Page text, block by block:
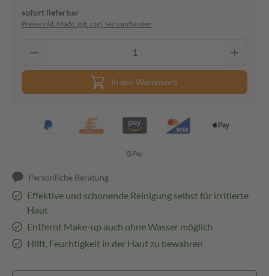
sofort lieferbar
Preise inkl. MwSt. ggf. zzgl. Versandkosten
In den Warenkorb
Persönliche Beratung
Effektive und schonende Reinigung selbst für irritierte
Haut
Entfernt Make-up auch ohne Wasser möglich
Hilft, Feuchtigkeit in der Haut zu bewahren